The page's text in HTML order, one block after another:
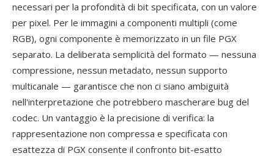
necessari per la profondità di bit specificata, con un valore
per pixel. Per le immagini a componenti multipli (come
RGB), ogni componente è memorizzato in un file PGX
separato. La deliberata semplicità del formato — nessuna
compressione, nessun metadato, nessun supporto
multicanale — garantisce che non ci siano ambiguità
nell'interpretazione che potrebbero mascherare bug del
codec. Un vantaggio è la precisione di verifica: la
rappresentazione non compressa e specificata con
esattezza di PGX consente il confronto bit-esatto